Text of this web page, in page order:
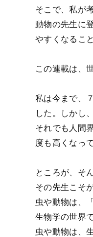
そこで、私が
動物の先生に
やすくなるこ
この連載は、
私は今まで、
した。しかし
それでも人間
度も高くなっ
ところが、そ
その先生こそ
虫や動物は、
生物学の世界
虫や動物は、